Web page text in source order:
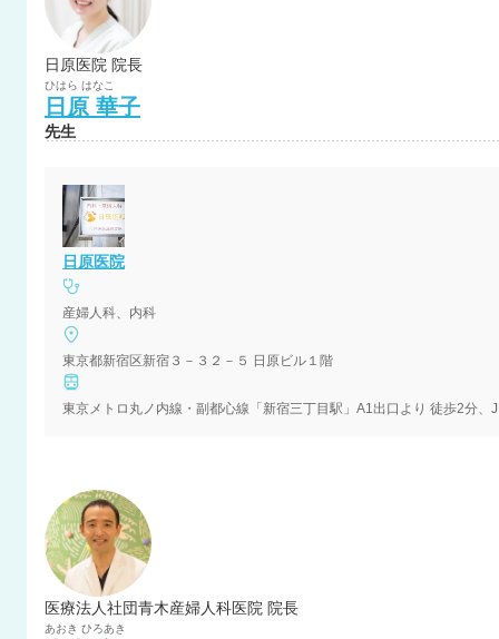
日原医院 院長
ひはら はなこ
日原 華子
先生
日原医院
産婦人科、内科
東京都新宿区新宿３－３２－５ 日原ビル１階
東京メトロ丸ノ内線・副都心線「新宿三丁目駅」A1出口より 徒歩2分
医療法人社団青木産婦人科医院 院長
あおき ひろあき